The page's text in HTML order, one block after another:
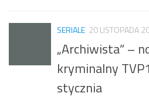
SERIALE 20 LISTOPADA
„Archiwista” –
kryminalny
stycznia